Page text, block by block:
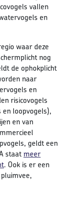
vallen
en
waar deze
nog
de ophokplicht
naar
en
risicovogels
loopvogels),
en van
geldt een
staatmeer
. Ook is er een